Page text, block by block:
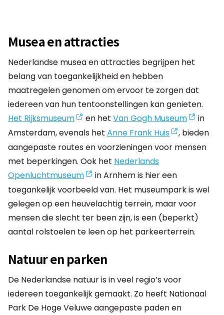
Musea en attracties
Nederlandse musea en attracties begrijpen het
belang van toegankelijkheid en hebben
maatregelen genomen om ervoor te zorgen dat
iedereen van hun tentoonstellingen kan genieten.
Het Rijksmuseum
en het Van Gogh Museum
in
Amsterdam, evenals het Anne Frank Huis
, bieden
aangepaste routes en voorzieningen voor mensen
met beperkingen. Ook het Nederlands
Openluchtmuseum
in Arnhem is hier een
toegankelijk voorbeeld van. Het museumpark is wel
gelegen op een heuvelachtig terrein, maar voor
mensen die slecht ter been zijn, is een (beperkt)
aantal rolstoelen te leen op het parkeerterrein.
Natuur en parken
De Nederlandse natuur is in veel regio’s voor
iedereen toegankelijk gemaakt. Zo heeft Nationaal
Park De Hoge Veluwe aangepaste paden en